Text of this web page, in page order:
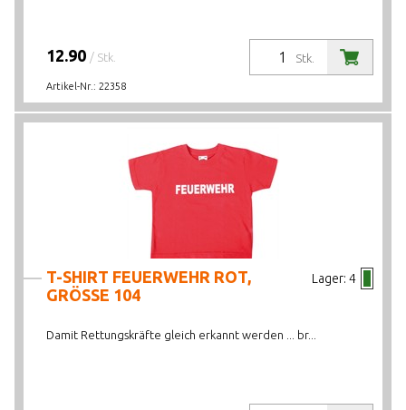
Stk.
12.90 / Stk.
Artikel-Nr.: 22358
Lager: 4
T-SHIRT FEUERWEHR ROT,
GRÖSSE 104
Damit Rettungskräfte gleich erkannt werden ... br...